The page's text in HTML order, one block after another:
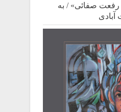
رفعت صفائی» / به